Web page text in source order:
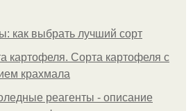
как выбрать лучший сорт
картофеля. Сорта картофеля с
крахмала
реагенты - описание